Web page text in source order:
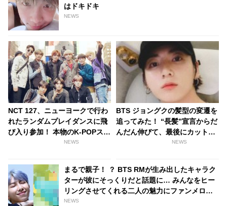
はドキドキ
NEWS
NCT 127、ニューヨークで行わ
れたランダムプレイダンスに飛
び入り参加！ 本物のK-POPスタ
ーの登場に地元民は大興奮[動画
NEWS
BTS ジョングクの髪型の変遷を
追ってみた！ “長髪”宣言からだ
んだん伸びて、最後にカットす
るまでの軌跡を写真でチェック
NEWS
まるで親子！ ？ BTS RMが生み出したキャラク
ターが彼にそっくりだと話題に… みんなをヒー
リングさせてくれる二人の魅力にファンメロメ
ロ
NEWS